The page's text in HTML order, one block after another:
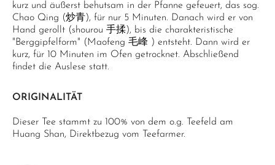
kurz und äußerst behutsam in der Pfanne gefeuert, das sog.
Chao Qing (炒青), für nur 5 Minuten. Danach wird er von
Hand gerollt (shourou 手揉), bis die charakteristische
"Berggipfelform" (Maofeng 毛峰 ) entsteht. Dann wird er
kurz, für 10 Minuten im Ofen getrocknet. Abschließend
findet die Auslese statt.
ORIGINALITÄT
Dieser Tee stammt zu 100% von dem o.g. Teefeld am
Huang Shan, Direktbezug vom Teefarmer.